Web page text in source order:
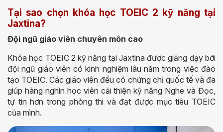
Tại sao chọn khóa học TOEIC 2 kỹ năng tại
Jaxtina?
Đội ngũ giáo viên chuyên môn cao
Khóa học TOEIC 2 kỹ năng tại Jaxtina được giảng dạy bởi
đội ngũ giáo viên có kinh nghiệm lâu năm trong việc đào
tạo TOEIC. Các giáo viên đều có chứng chỉ quốc tế và đã
giúp hàng nghìn học viên cải thiện kỹ năng Nghe và Đọc,
tự tin hơn trong phòng thi và đạt được mục tiêu TOEIC
của mình.